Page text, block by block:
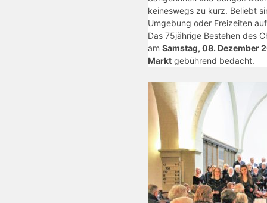
keineswegs zu kurz. Beliebt
Umgebung oder Freizeiten
Das 75jährige Bestehen des
am Samstag, 08. Dezember
Markt gebührend bedacht.